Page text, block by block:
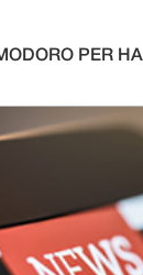
PER